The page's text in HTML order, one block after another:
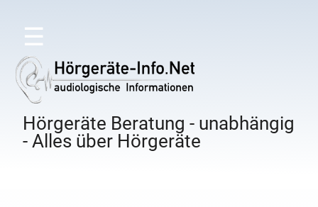
☰
Hörgeräte Beratung - unabhängig
- Alles über Hörgeräte